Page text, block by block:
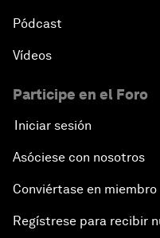
Pódcast
Vídeos
Participe en el Foro
Iniciar sesión
Asóciese con nosotros
Conviértase en miembro
Regístrese para recibir